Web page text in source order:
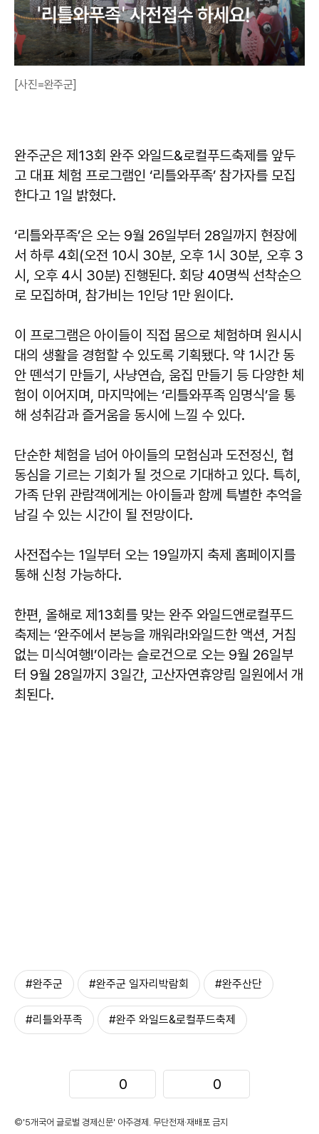
[사진=완주군]
​​​​​​​완주군은 제13회 완주 와일드&로컬푸드축제를 앞두
고 대표 체험 프로그램인 ‘리틀와푸족’ 참가자를 모집
한다고 1일 밝혔다.
‘리틀와푸족’은 오는 9월 26일부터 28일까지 현장에
서 하루 4회(오전 10시 30분, 오후 1시 30분, 오후 3
시, 오후 4시 30분) 진행된다. 회당 40명씩 선착순으
로 모집하며, 참가비는 1인당 1만 원이다.
이 프로그램은 아이들이 직접 몸으로 체험하며 원시시
대의 생활을 경험할 수 있도록 기획됐다. 약 1시간 동
안 뗀석기 만들기, 사냥연습, 움집 만들기 등 다양한 체
험이 이어지며, 마지막에는 ‘리틀와푸족 임명식’을 통
해 성취감과 즐거움을 동시에 느낄 수 있다.
단순한 체험을 넘어 아이들의 모험심과 도전정신, 협
동심을 기르는 기회가 될 것으로 기대하고 있다. 특히,
가족 단위 관람객에게는 아이들과 함께 특별한 추억을
남길 수 있는 시간이 될 전망이다.
사전접수는 1일부터 오는 19일까지 축제 홈페이지를
통해 신청 가능하다.
한편, 올해로 제13회를 맞는 완주 와일드앤로컬푸드
축제는 ‘완주에서 본능을 깨워라!와일드한 액션, 거침
없는 미식여행!’이라는 슬로건으로 오는 9월 26일부
터 9월 28일까지 3일간, 고산자연휴양림 일원에서 개
최된다.
#완주군 #완주군 일자리박람회 #완주산단
#리틀와푸족 #완주 와일드&로컬푸드축제
0 0
©'5개국어 글로벌 경제신문' 아주경제. 무단전재·재배포 금지